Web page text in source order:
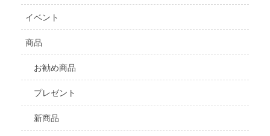
イベント
商品
お勧め商品
プレゼント
新商品